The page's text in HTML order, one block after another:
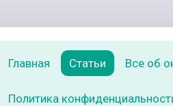
Главная Статьи Все об
Политика